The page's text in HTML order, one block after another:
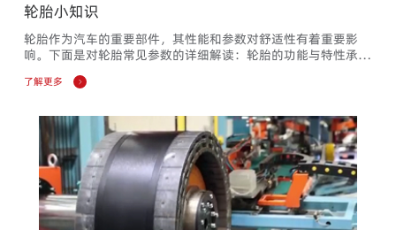
轮胎小知识
轮胎作为汽车的重要部件，其性能和参数对舒适性有着重要影
响。下面是对轮胎常见参数的详细解读：轮胎的功能与特性承载
车身重量：轮胎的首要功能是支撑汽车重量，使汽车能够稳定行
驶。减震作用：轮胎能够减轻和缓解车辆行驶中的震动和噪音，
影响汽车的加速、制动和转向性能。选购轮胎时常接触的三个参
数轮胎宽度：轮胎的宽度越宽，接地面积越大，直线行驶时的抓
地力和牵引
了解更多